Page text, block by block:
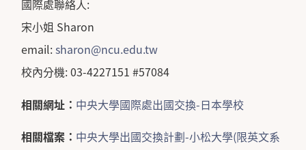
國際處聯絡人:
宋小姐 Sharon
email:sharon@ncu.edu.tw
校內分機: 03-4227151 #57084
相關網址： 中央大學國際處出國交換-日本學校
相關檔案： 中央大學出國交換計劃-小松大學(限英文系